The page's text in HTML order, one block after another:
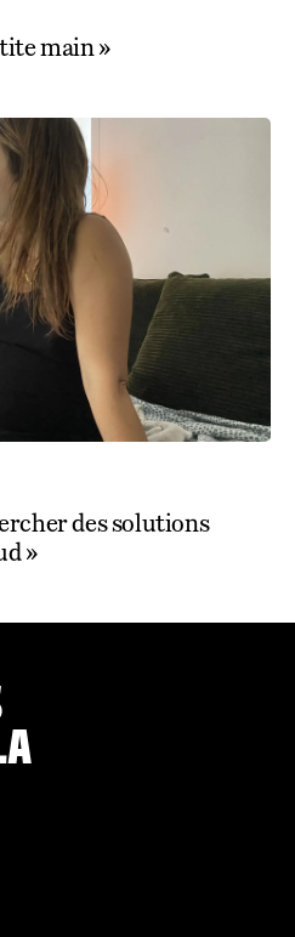
main »
des solutions
»